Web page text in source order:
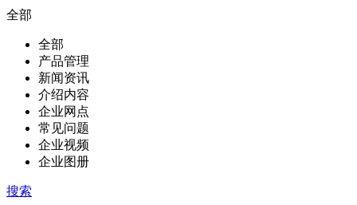
全部
全部
产品管理
新闻资讯
介绍内容
企业网点
常见问题
企业视频
企业图册
搜索